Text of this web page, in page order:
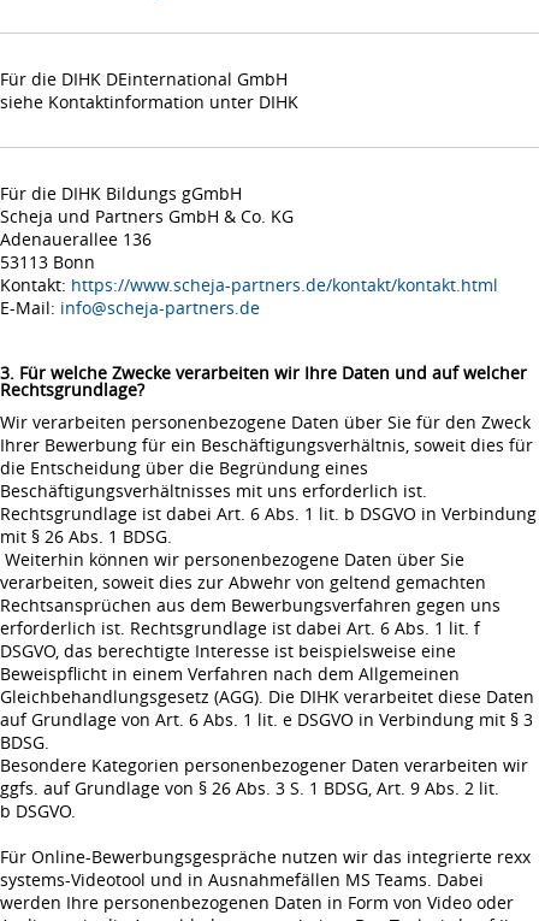
Für die DIHK DEinternational GmbH
siehe Kontaktinformation unter DIHK
Für die DIHK Bildungs gGmbH
Scheja und Partners GmbH & Co. KG
Adenauerallee 136
53113 Bonn
Kontakt: https://www.scheja-partners.de/kontakt/kontakt.html
E-Mail: info@scheja-partners.de
3. Für welche Zwecke verarbeiten wir Ihre Daten und auf welcher
Rechtsgrundlage?
Wir verarbeiten personenbezogene Daten über Sie für den Zweck
Ihrer Bewerbung für ein Beschäftigungsverhältnis, soweit dies für
die Entscheidung über die Begründung eines
Beschäftigungsverhältnisses mit uns erforderlich ist.
Rechtsgrundlage ist dabei Art. 6 Abs. 1 lit. b DSGVO in Verbindung
mit § 26 Abs. 1 BDSG.
Weiterhin können wir personenbezogene Daten über Sie
verarbeiten, soweit dies zur Abwehr von geltend gemachten
Rechtsansprüchen aus dem Bewerbungsverfahren gegen uns
erforderlich ist. Rechtsgrundlage ist dabei Art. 6 Abs. 1 lit. f
DSGVO, das berechtigte Interesse ist beispielsweise eine
Beweispflicht in einem Verfahren nach dem Allgemeinen
Gleichbehandlungsgesetz (AGG). Die DIHK verarbeitet diese Daten
auf Grundlage von Art. 6 Abs. 1 lit. e DSGVO in Verbindung mit § 3
BDSG.
Besondere Kategorien personenbezogener Daten verarbeiten wir
ggfs. auf Grundlage von § 26 Abs. 3 S. 1 BDSG, Art. 9 Abs. 2 lit.
b DSGVO.
Für Online-Bewerbungsgespräche nutzen wir das integrierte rexx
systems-Videotool und in Ausnahmefällen MS Teams. Dabei
werden Ihre personenbezogenen Daten in Form von Video oder